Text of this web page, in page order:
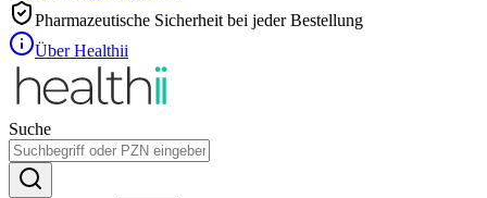
Pharmazeutische Sicherheit bei jeder Bestellung
Über Healthii
Suche